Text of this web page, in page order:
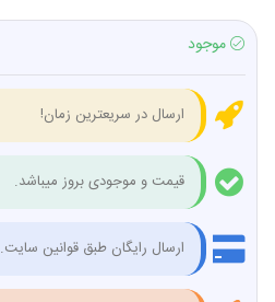
موجود
ارسال در سریعترین زمان!
قیمت و موجودی بروز میباشد.
ارسال رایگان طبق قوانین سایت.